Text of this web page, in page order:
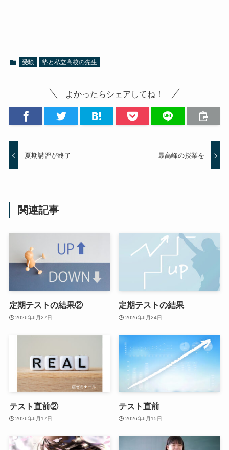
受験 塾と私立高校の先生
よかったらシェアしてね！
夏期講習が終了 最高峰の授業を
関連記事
定期テストの結果②
2026年6月27日
定期テストの結果
2026年6月24日
テスト直前②
2026年6月17日
テスト直前
2026年6月15日